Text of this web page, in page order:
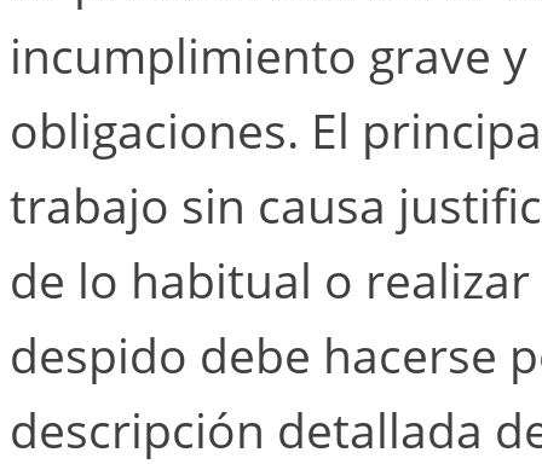
incumplimiento grave
obligaciones. El
trabajo sin causa
de lo habitual o
despido debe hacerse
descripción detallada